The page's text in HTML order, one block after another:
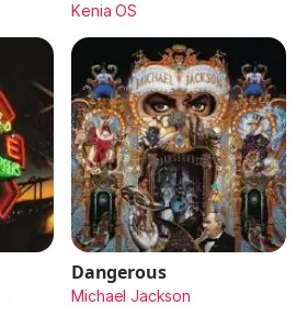
Kenia OS
Dangerous
Michael Jackson